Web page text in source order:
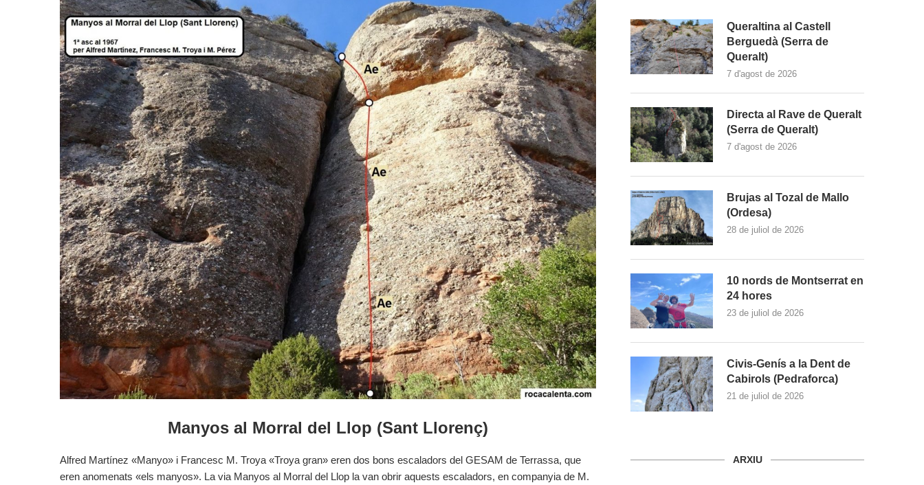
Manyos al Morral del Llop (Sant Llorenç)
Alfred Martínez «Manyo» i Francesc M. Troya «Troya gran» eren dos bons escaladors del GESAM de Terrassa, que
eren anomenats «els manyos». La via Manyos al Morral del Llop la van obrir aquests escaladors, en companyia de M.
Queraltina al Castell
Berguedà (Serra de
Queralt)
7 d'agost de 2026
Directa al Rave de Queralt
(Serra de Queralt)
7 d'agost de 2026
Brujas al Tozal de Mallo
(Ordesa)
28 de juliol de 2026
10 nords de Montserrat en
24 hores
23 de juliol de 2026
Civis-Genís a la Dent de
Cabirols (Pedraforca)
21 de juliol de 2026
ARXIU